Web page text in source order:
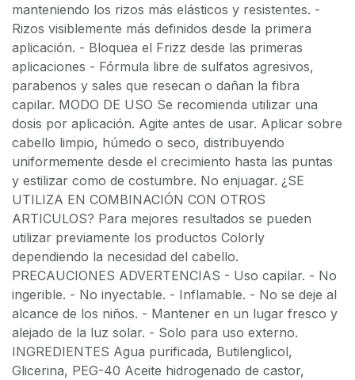
manteniendo los rizos más elásticos y resistentes. -
Rizos visiblemente más definidos desde la primera
aplicación. - Bloquea el Frizz desde las primeras
aplicaciones - Fórmula libre de sulfatos agresivos,
parabenos y sales que resecan o dañan la fibra
capilar. MODO DE USO Se recomienda utilizar una
dosis por aplicación. Agite antes de usar. Aplicar sobre
cabello limpio, húmedo o seco, distribuyendo
uniformemente desde el crecimiento hasta las puntas
y estilizar como de costumbre. No enjuagar. ¿SE
UTILIZA EN COMBINACIÓN CON OTROS
ARTICULOS? Para mejores resultados se pueden
utilizar previamente los productos Colorly
dependiendo la necesidad del cabello.
PRECAUCIONES ADVERTENCIAS - Uso capilar. - No
ingerible. - No inyectable. - Inflamable. - No se deje al
alcance de los niños. - Mantener en un lugar fresco y
alejado de la luz solar. - Solo para uso externo.
INGREDIENTES Agua purificada, Butilenglicol,
Glicerina, PEG-40 Aceite hidrogenado de castor,